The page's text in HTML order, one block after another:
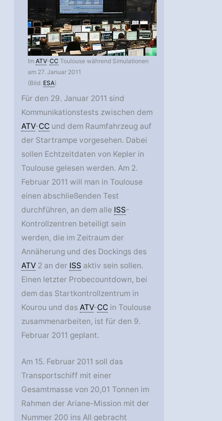
ImATV-CC Toulouse während Simulationen
am 27. Januar 2011
(Bild: ESA)
Für den 29. Januar 2011 sind
Kommunikationstests zwischen dem
ATV-CC und dem Raumfahrzeug auf
der Startrampe vorgesehen. Dabei
sollen Echtzeitdaten von Kepler in
Toulouse gelesen werden. Am 2.
Februar 2011 will man in Toulouse
einen abschließenden Test
durchführen, an dem alle ISS-
Kontrollzentren beteiligt sein
werden, die im Zeitraum der
Annäherung und des Dockings des
ATV 2 an der ISS aktiv sein sollen.
Einen letzter Probecountdown, bei
dem das Startkontrollzentrum in
Kourou und dasATV-CC in Toulouse
zusammenarbeiten, ist für den 9.
Februar 2011 geplant.
Am 15. Februar 2011 soll das
Transportschiff mit einer
Gesamtmasse von 20,01 Tonnen im
Rahmen der Ariane-Mission mit der
Nummer 200 ins All gebracht